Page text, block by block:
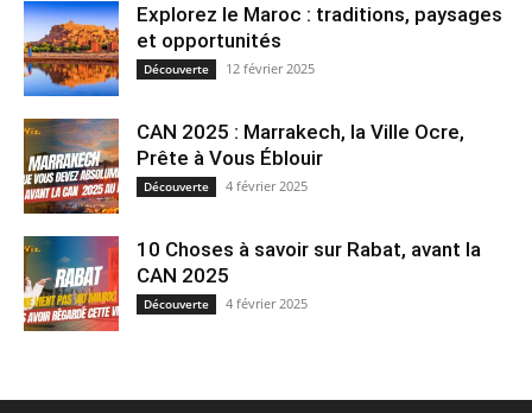
Explorez le Maroc : traditions, paysages
et opportunités
Découverte 12 février 2025
CAN 2025 : Marrakech, la Ville Ocre,
Prête à Vous Éblouir
Découverte 4 février 2025
10 Choses à savoir sur Rabat, avant la
CAN 2025
Découverte 4 février 2025